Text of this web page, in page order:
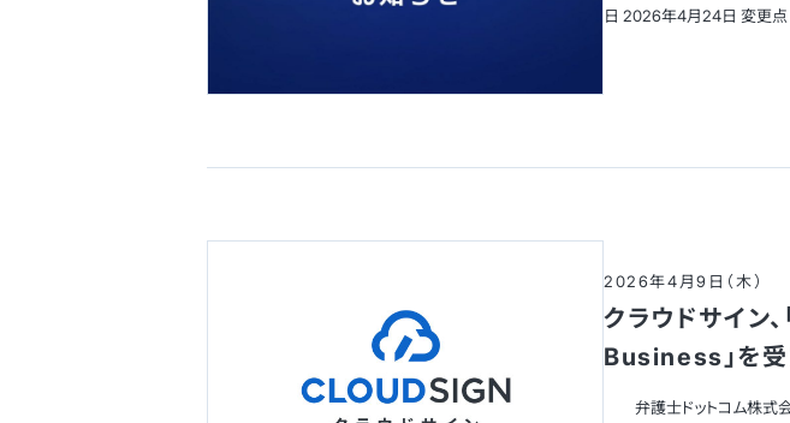
日 2026年4月24日 変更点
2026年4月9日（木）
クラウドサイン
Business」を
弁護士ドットコム株式会